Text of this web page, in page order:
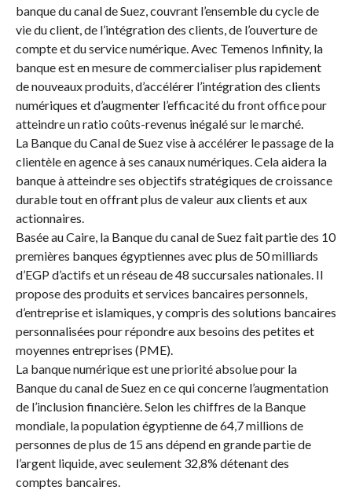
banque du canal de Suez, couvrant l’ensemble du cycle de
vie du client, de l’intégration des clients, de l’ouverture de
compte et du service numérique. Avec Temenos Infinity, la
banque est en mesure de commercialiser plus rapidement
de nouveaux produits, d’accélérer l’intégration des clients
numériques et d’augmenter l’efficacité du front office pour
atteindre un ratio coûts-revenus inégalé sur le marché.
La Banque du Canal de Suez vise à accélérer le passage de la
clientèle en agence à ses canaux numériques. Cela aidera la
banque à atteindre ses objectifs stratégiques de croissance
durable tout en offrant plus de valeur aux clients et aux
actionnaires.
Basée au Caire, la Banque du canal de Suez fait partie des 10
premières banques égyptiennes avec plus de 50 milliards
d’EGP d’actifs et un réseau de 48 succursales nationales. Il
propose des produits et services bancaires personnels,
d’entreprise et islamiques, y compris des solutions bancaires
personnalisées pour répondre aux besoins des petites et
moyennes entreprises (PME).
La banque numérique est une priorité absolue pour la
Banque du canal de Suez en ce qui concerne l’augmentation
de l’inclusion financière. Selon les chiffres de la Banque
mondiale, la population égyptienne de 64,7 millions de
personnes de plus de 15 ans dépend en grande partie de
l’argent liquide, avec seulement 32,8% détenant des
comptes bancaires.